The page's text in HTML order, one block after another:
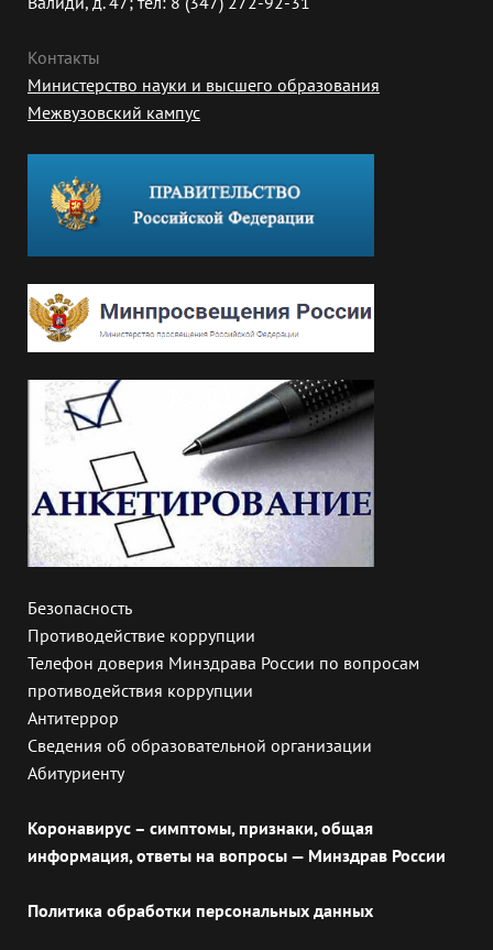
Контакты
Министерство науки и высшего образования
Межвузовский кампус
Безопасность
Противодействие коррупции
Телефон доверия Минздрава России по вопросам
противодействия коррупции
Антитеррор
Сведения об образовательной организации
Абитуриенту
Коронавирус – симптомы, признаки, общая
информация, ответы на вопросы — Минздрав России
Политика обработки персональных данных